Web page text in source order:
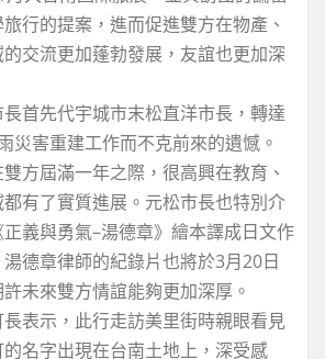
行的提案，進而促進雙方在物產、
交流更加蓬勃發展，友誼也更加深
首先代宇城市末松直洋市長，轉達
災害重建工作而不克前來的遺憾。
方屆滿一年之際，很高興在教育、
有了實質進展。元松市長也特別介
義與勇氣–湯德章》繪本譯成日文作
德章律師的紀錄片也將於3月20日
未來雙方情誼能夠更加深厚。
表示，此行走訪美里街時親眼看見
名字出現在台南土地上，深受感